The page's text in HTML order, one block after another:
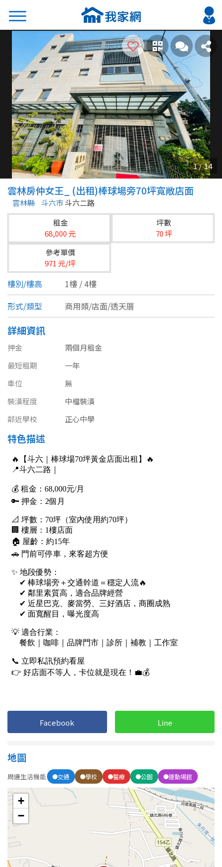
搜尋
熱門關鍵字
2026 台北降價好屋限量釋出
2026 新北降價好屋限量釋出
2026 台中降價好屋限量釋出
2026 台南降價好屋限量釋出
2026 高雄降價好屋限量釋出
縣市
不限
台北市
基隆市
新北市
宜蘭縣
桃園市
苗栗縣
台中市
彰化縣
雲林縣
嘉義市
台南市
高雄市
澎湖縣
屏東縣
花蓮縣
金門連江
區域
類型(可複選)
不拘
透天厝
廠辦 倉庫
坪數
不拘
20坪以下
20~30 坪
60~70 坪
80坪以上
~
不拘
地下室
1樓 2樓
5~10樓 11~20樓
~ 樓
格局
1房
3房
雲林房仲女王_ (出租)棒球場旁70坪寬敞店面
雲林縣 斗六市斗六二路
租金
68,000 元
坪數
70 坪
參考單價
971 元/坪
樓別/樓高
1樓 / 4樓
形式/類型
商用類/店面/透天厝
詳細資訊
押金
兩個月租金
最短租期
一年
車位
無
裝潢程度
中檔裝潢
鄰近學校
正心中學
特色描述
Facebook Line
地圖
周邊生活機能 交通 學校 醫療 公園 運動場館
+
−